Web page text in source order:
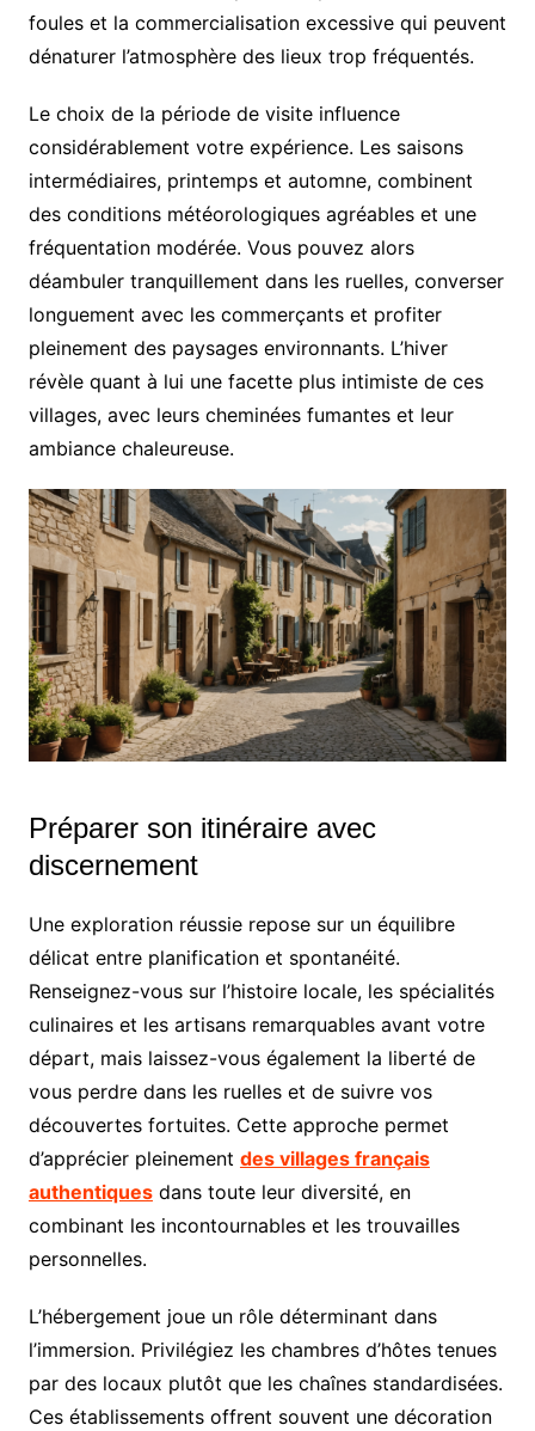
foules et la commercialisation excessive qui peuvent
dénaturer l’atmosphère des lieux trop fréquentés.
Le choix de la période de visite influence
considérablement votre expérience. Les saisons
intermédiaires, printemps et automne, combinent
des conditions météorologiques agréables et une
fréquentation modérée. Vous pouvez alors
déambuler tranquillement dans les ruelles, converser
longuement avec les commerçants et profiter
pleinement des paysages environnants. L’hiver
révèle quant à lui une facette plus intimiste de ces
villages, avec leurs cheminées fumantes et leur
ambiance chaleureuse.
Préparer son itinéraire avec
discernement
Une exploration réussie repose sur un équilibre
délicat entre planification et spontanéité.
Renseignez-vous sur l’histoire locale, les spécialités
culinaires et les artisans remarquables avant votre
départ, mais laissez-vous également la liberté de
vous perdre dans les ruelles et de suivre vos
découvertes fortuites. Cette approche permet
d’apprécier pleinement des villages français
authentiquesdans toute leur diversité, en
combinant les incontournables et les trouvailles
personnelles.
L’hébergement joue un rôle déterminant dans
l’immersion. Privilégiez les chambres d’hôtes tenues
par des locaux plutôt que les chaînes standardisées.
Ces établissements offrent souvent une décoration